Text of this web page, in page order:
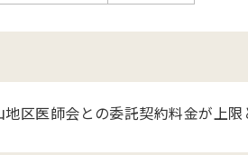
区医師会との委託契約料金が上限